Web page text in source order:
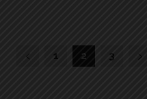
1 2 3